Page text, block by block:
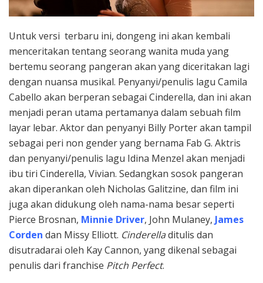
Untuk versi terbaru ini, dongeng ini akan kembali
menceritakan tentang seorang wanita muda yang
bertemu seorang pangeran akan yang diceritakan lagi
dengan nuansa musikal. Penyanyi/penulis lagu Camila
Cabello akan berperan sebagai Cinderella, dan ini akan
menjadi peran utama pertamanya dalam sebuah film
layar lebar. Aktor dan penyanyi Billy Porter akan tampil
sebagai peri non gender yang bernama Fab G. Aktris
dan penyanyi/penulis lagu Idina Menzel akan menjadi
ibu tiri Cinderella, Vivian. Sedangkan sosok pangeran
akan diperankan oleh Nicholas Galitzine, dan film ini
juga akan didukung oleh nama-nama besar seperti
Pierce Brosnan, Minnie Driver, John Mulaney, James
Corden dan Missy Elliott. Cinderelladitulis dan
disutradarai oleh Kay Cannon, yang dikenal sebagai
penulis dari franchise Pitch Perfect.